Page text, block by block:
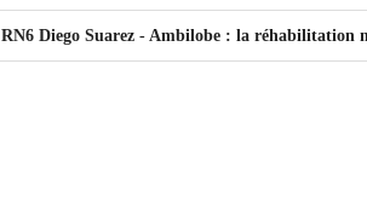
RN6 Diego Suarez - Ambilobe : la réhabilitation